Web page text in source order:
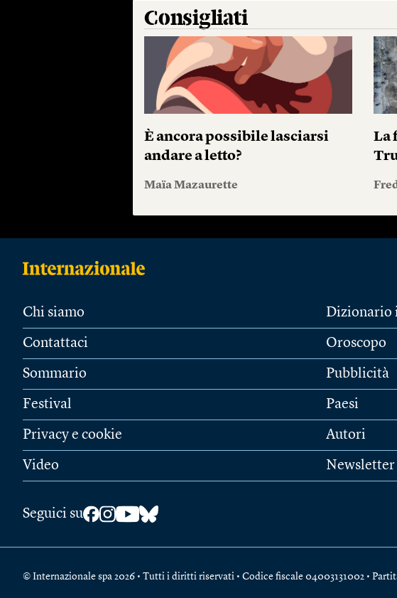
Consigliati
È ancora possibile lasciarsi
andare a letto?
Maïa Mazaurette
La
Chi siamo
Contattaci
Sommario
Festival
Privacy e cookie
Video
Dizionario
Oroscopo
Pubblicità
Paesi
Autori
Newsletter
Seguici su
© Internazionale spa 2026 • Tutti i diritti riservati • Codice fiscale 04003131002 •